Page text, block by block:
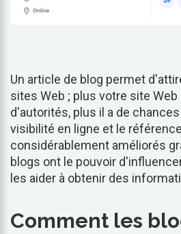
Un article de blog permet
sites Web ; plus votre site
d'autorités, plus il a de
visibilité en ligne et le
considérablement améliorés
blogs ont le pouvoir
les aider à obtenir des
Comment les